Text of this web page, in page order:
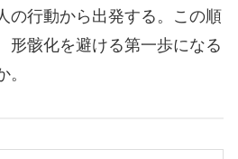
の行動から出発する。この順
形骸化を避ける第一歩になる